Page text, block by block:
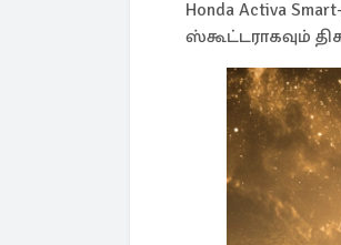
Honda Activa
ஸ்கூட்டராகவும்